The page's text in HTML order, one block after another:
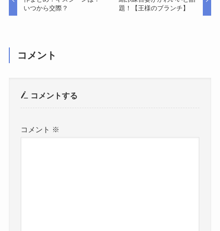
いつから交際？
題！【王様のブランチ】
コメント
コメントする
コメント ※